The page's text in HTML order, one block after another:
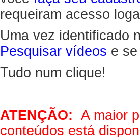
requeiram acesso
Uma vez identificado
Pesquisar vídeos e
Tudo num clique!
ATENÇÃO: A maior
conteúdos está